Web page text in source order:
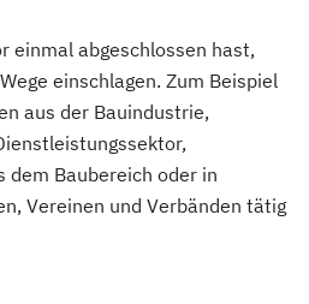
einmal abgeschlossen hast,
einschlagen. Zum Beispiel
aus der Bauindustrie,
dem Baubereich oder in
Vereinen und Verbänden tätig